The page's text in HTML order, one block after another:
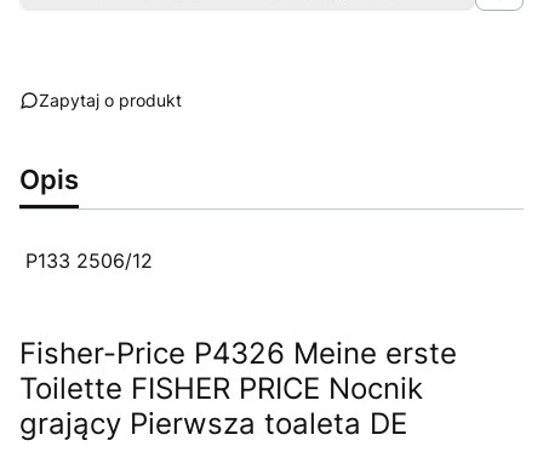
Zapytaj o produkt
Opis
P133 2506/12
Fisher-Price P4326 Meine erste
Toilette FISHER PRICE Nocnik
grający Pierwsza toaleta DE